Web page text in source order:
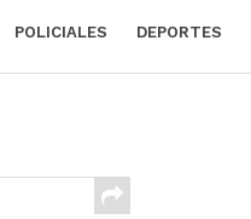
POLICIALES DEPORTES